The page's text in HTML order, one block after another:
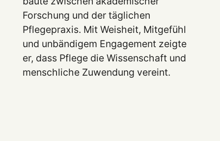
Forschung und der täglichen
Pflegepraxis. Mit Weisheit, Mitgefühl
und unbändigem Engagement zeigte
er, dass Pflege die Wissenschaft und
menschliche Zuwendung vereint.